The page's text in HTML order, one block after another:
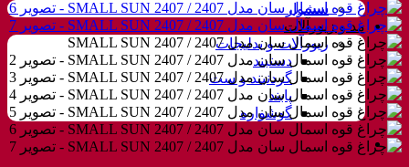
سشوار
مد و زیورآلات
زیورآلات و بدلیجات
دستبند
گردنبند و ست
پابند
گوشواره